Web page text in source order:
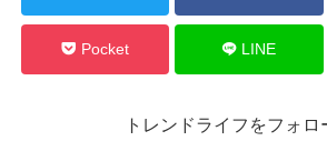
Pocket LINE
トレンドライフをフォロ